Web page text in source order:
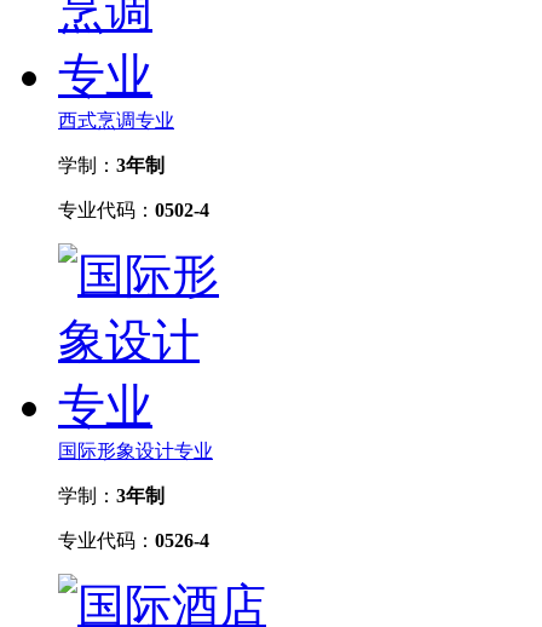
西式烹调专业
学制： 3年制
专业代码： 0502-4
国际形象设计专业
学制： 3年制
专业代码： 0526-4